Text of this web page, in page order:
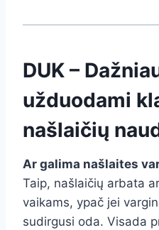
DUK –
užduodami
našlaičių
Ar galima našlaites
Taip, našlaičių arbata
vaikams, ypač jei
sudirgusi oda. Visada